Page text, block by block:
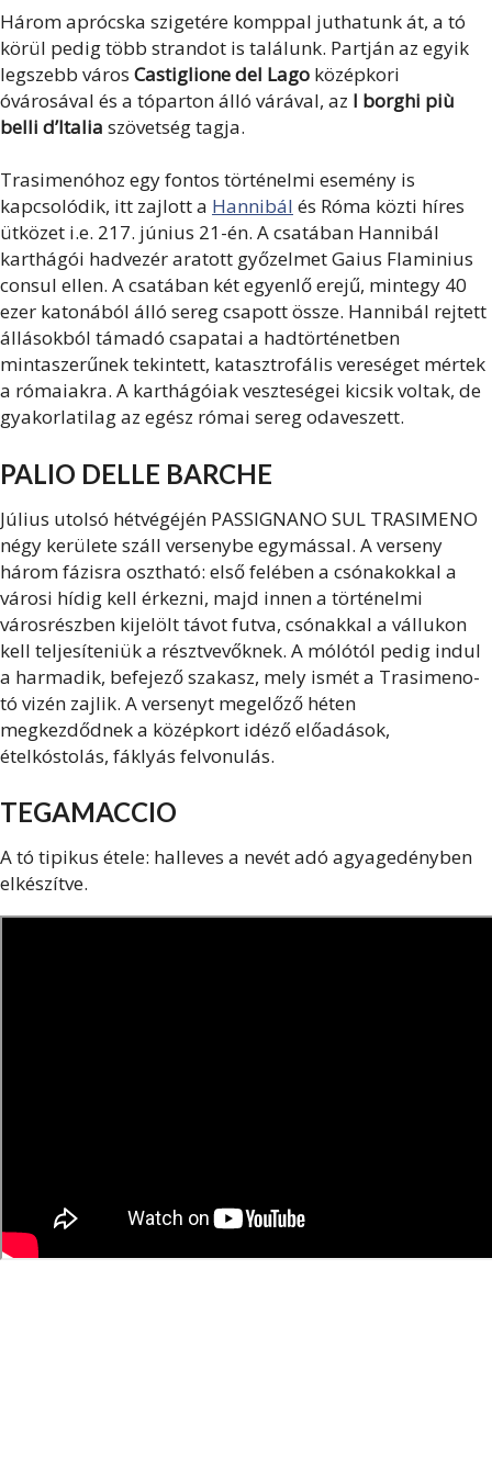
Három aprócska szigetére komppal juthatunk át, a tó
körül pedig több strandot is találunk. Partján az egyik
legszebb város Castiglione del Lago középkori
óvárosával és a tóparton álló várával, az I borghi più
belli d’Italia szövetség tagja.
Trasimenóhoz egy fontos történelmi esemény is
kapcsolódik, itt zajlott a Hannibál és Róma közti híres
ütközet i.e. 217. június 21-én. A csatában Hannibál
karthágói hadvezér aratott győzelmet Gaius Flaminius
consul ellen. A csatában két egyenlő erejű, mintegy 40
ezer katonából álló sereg csapott össze. Hannibál rejtett
állásokból támadó csapatai a hadtörténetben
mintaszerűnek tekintett, katasztrofális vereséget mértek
a rómaiakra. A karthágóiak veszteségei kicsik voltak, de
gyakorlatilag az egész római sereg odaveszett.
PALIO DELLE BARCHE
Július utolsó hétvégéjén PASSIGNANO SUL TRASIMENO
négy kerülete száll versenybe egymással. A verseny
három fázisra osztható: első felében a csónakokkal a
városi hídig kell érkezni, majd innen a történelmi
városrészben kijelölt távot futva, csónakkal a vállukon
kell teljesíteniük a résztvevőknek. A mólótól pedig indul
a harmadik, befejező szakasz, mely ismét a Trasimeno-
tó vizén zajlik. A versenyt megelőző héten
megkezdődnek a középkort idéző előadások,
ételkóstolás, fáklyás felvonulás.
TEGAMACCIO
A tó tipikus étele: halleves a nevét adó agyagedényben
elkészítve.